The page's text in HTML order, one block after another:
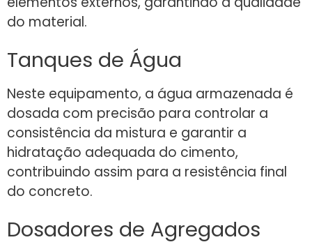
do material.
Tanques de Água
Neste equipamento, a água armazenada é
dosada com precisão para controlar a
consistência da mistura e garantir a
hidratação adequada do cimento,
contribuindo assim para a resistência final
do concreto.
Dosadores de Agregados